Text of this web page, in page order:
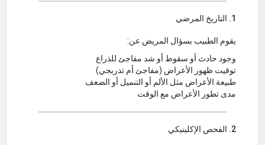
1. التاريخ المرضي
يقوم الطبيب بسؤال المريض عن:
وجود حادث أو سقوط أو شد مفاجئ للذراع
توقيت ظهور الأعراض (مفاجئ أم تدريجي)
طبيعة الأعراض مثل الألم أو التنميل أو الضعف
مدى تطور الأعراض مع الوقت
2. الفحص الإكلينيكي